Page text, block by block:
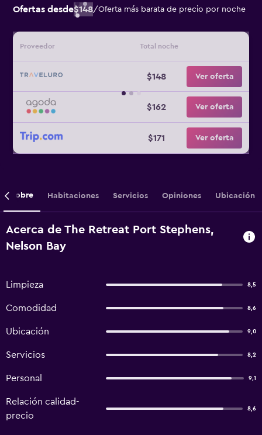
Ofertas desde$148/Oferta más barata de precio por noche
Proveedor Total noche
$148 Ver oferta
$162 Ver oferta
$171 Ver oferta
Sobre Habitaciones Servicios Opiniones Ubicación
Acerca de The Retreat Port Stephens,
Nelson Bay
Limpieza 8,5
Comodidad 8,6
Ubicación 9,0
Servicios 8,2
Personal 9,1
Relación calidad-
precio
8,6